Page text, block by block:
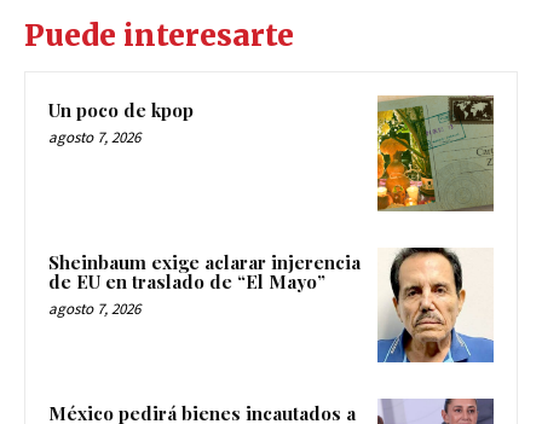
Puede interesarte
Un poco de kpop
agosto 7, 2026
Sheinbaum exige aclarar injerencia
de EU en traslado de “El Mayo”
agosto 7, 2026
México pedirá bienes incautados a